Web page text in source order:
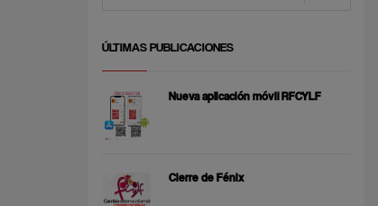
ÚLTIMAS PUBLICACIONES
Nueva aplicación móvil RFCYLF
Cierre de Fénix